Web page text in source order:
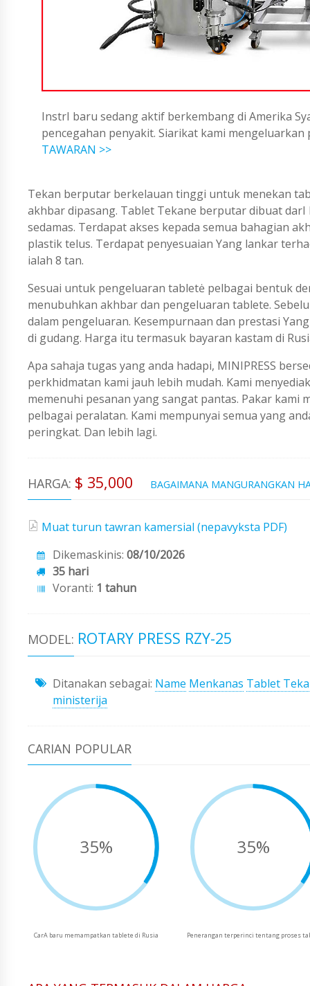
InstrI baru sedang aktif berkembang di Amerika
pencegahan penyakit. Siarikat kami
TAWARAN >>
Tekan berputar berkelauan tinggi untuk menekan
akhbar dipasang. Tablet Tekane berputar dibuat
sedamas. Terdapat akses kepada semua bahagian
plastik telus. Terdapat penyesuaian Yang lankar
ialah 8 tan.
Sesuai untuk pengeluaran tabletė pelbagai bentuk
menubuhkan akhbar dan pengeluaran tablete.
dalam pengeluaran. Kesempurnaan dan prestasi
di gudang. Harga itu termasuk bayaran kastam di
Apa sahaja tugas yang anda hadapi, MINIPRESS
perkhidmatan kami jauh lebih mudah. Kami
memenuhi pesanan yang sangat pantas. Pakar
pelbagai peralatan. Kami mempunyai semua yang
peringkat. Dan lebih lagi.
HARGA: $ 35,000 BAGAIMANA MANGURANGKAN
Muat turun tawran kamersial (nepavyksta PDF)
Dikemaskinis: 08/10/2026
35 hari
Voranti: 1 tahun
MODEL: ROTARY PRESS RZY-25
Ditanakan sebagai: Name Menkanas Tablet
ministerija
CARIAN POPULAR
35%
CarA baru memampatkan tablete di Rusia
35%
Penerangan terperinci tentang proses